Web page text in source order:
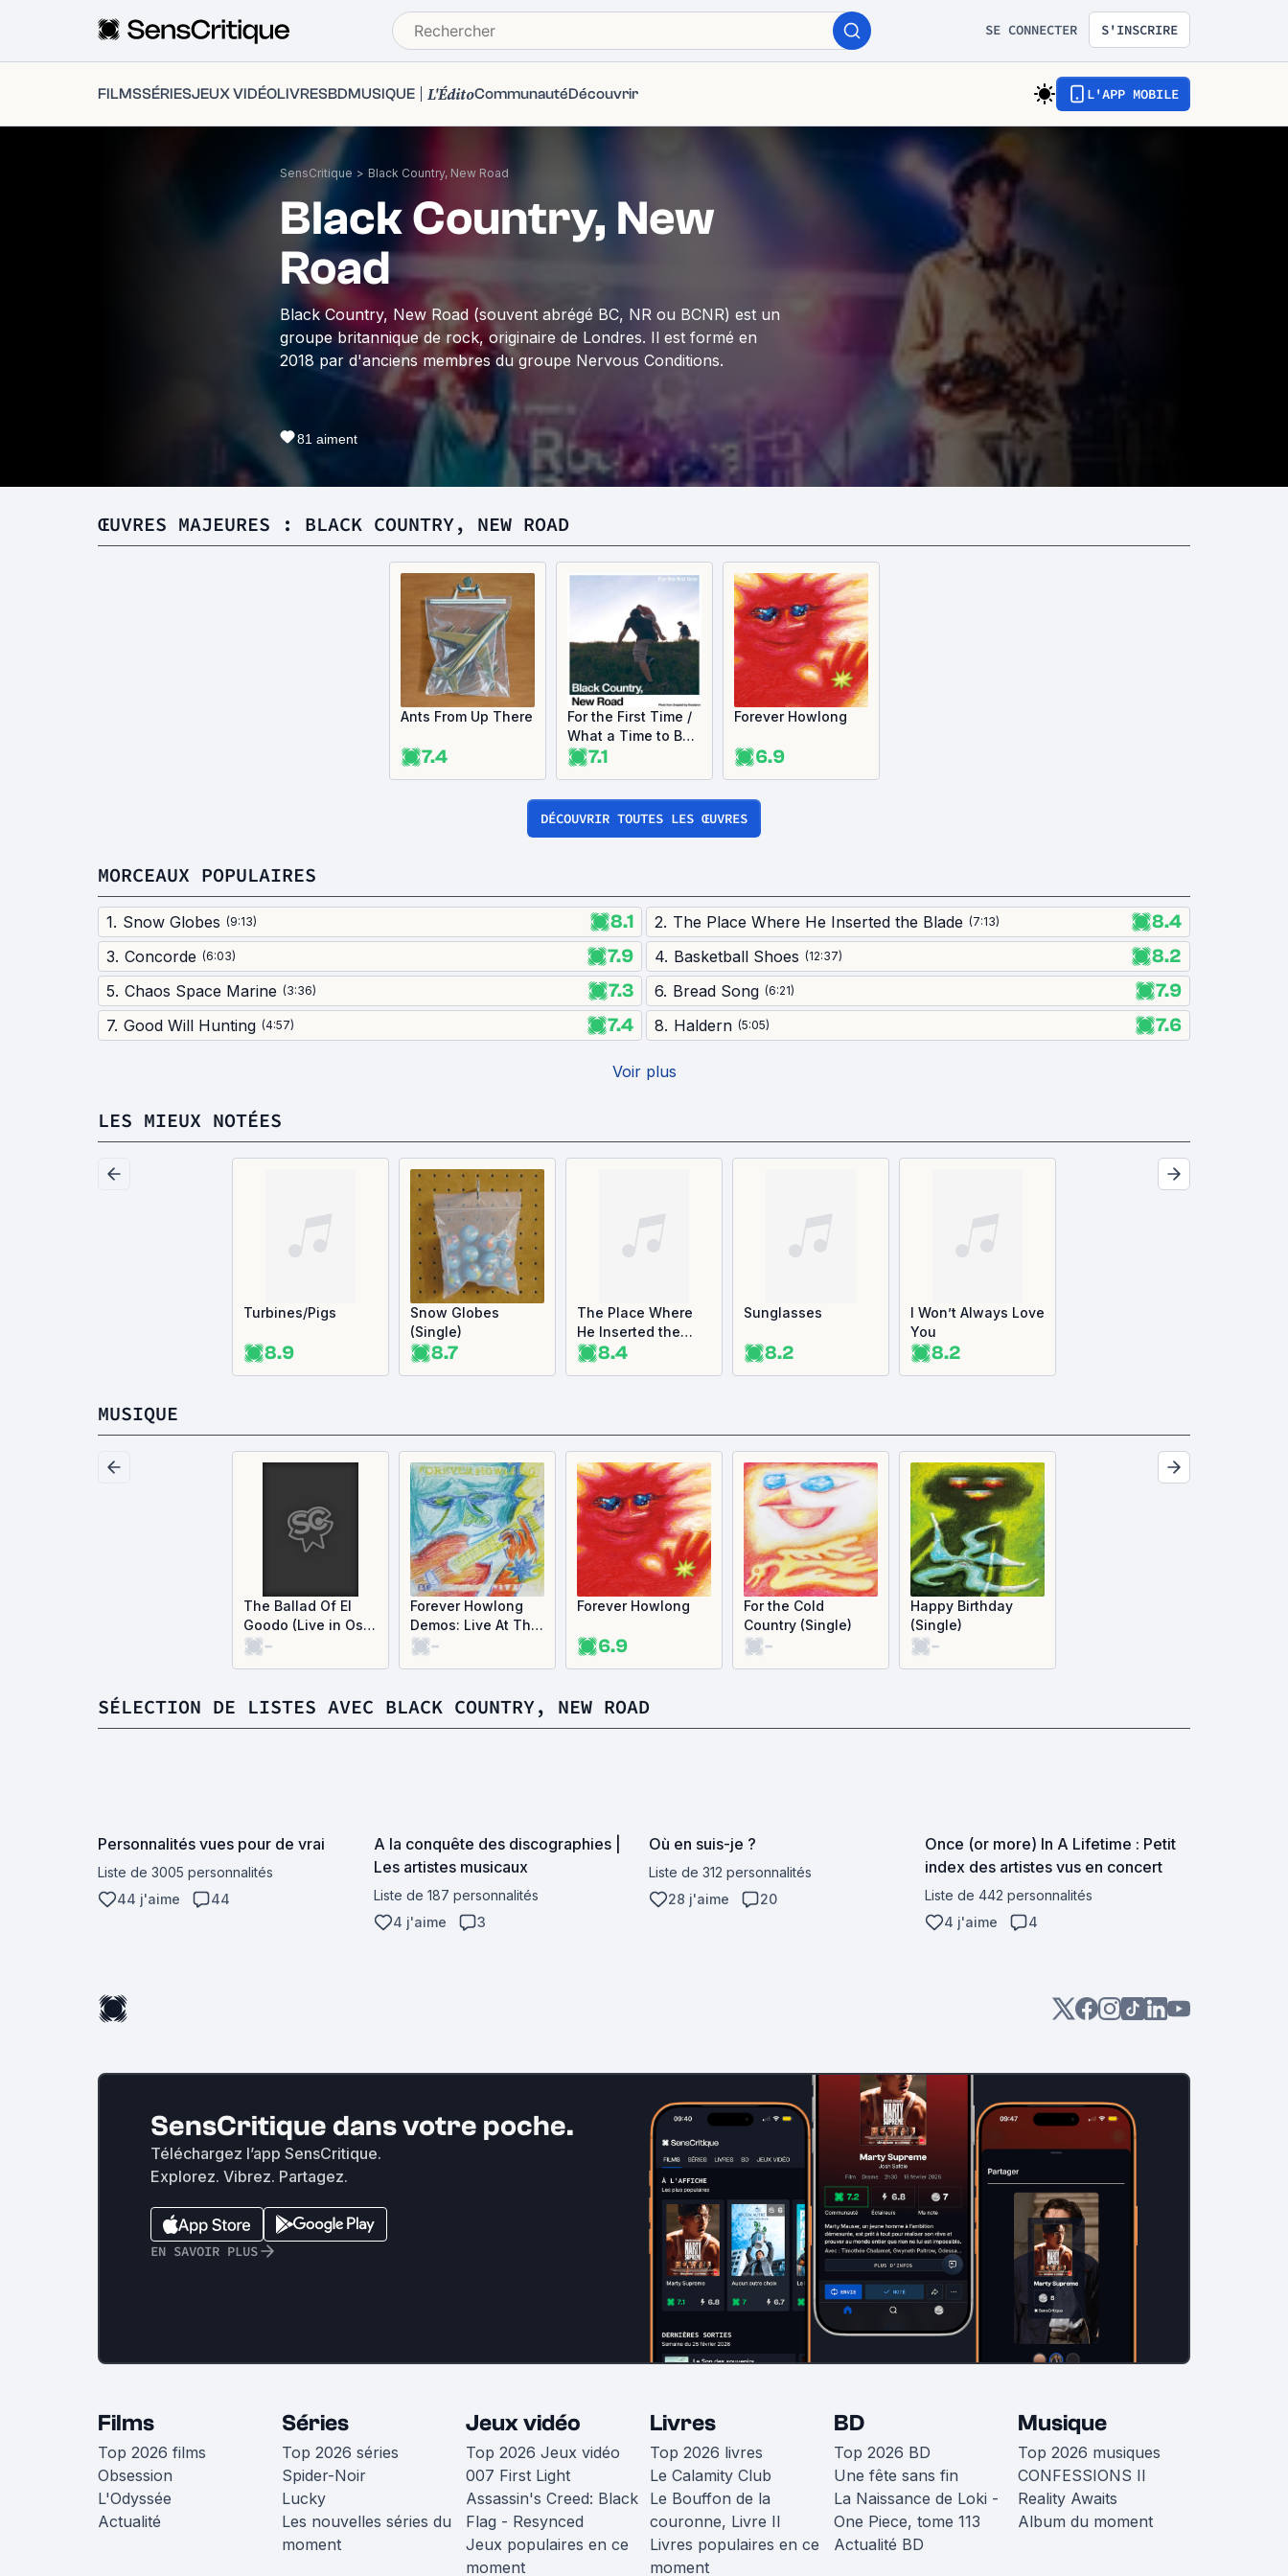
SE CONNECTER S'INSCRIRE
FILMSSÉRIESJEUX VIDÉOLIVRESBDMUSIQUE L'ÉditoCommunautéDécouvrir L'APP MOBILE
SensCritique > Black Country, New Road
Black Country, New
Road
Black Country, New Road (souvent abrégé BC, NR ou BCNR) est un
groupe britannique de rock, originaire de Londres. Il est formé en
2018 par d'anciens membres du groupe Nervous Conditions.
81 aiment
ŒUVRES MAJEURES : BLACK COUNTRY, NEW ROAD
Ants From Up There
7.4
For the First Time /
What a Time to Be
Alive7.1
Forever Howlong
6.9
DÉCOUVRIR TOUTES LES ŒUVRES
MORCEAUX POPULAIRES
1. Snow Globes (9:13) 8.1 2. The Place Where He Inserted the Blade (7:13) 8.4
3. Concorde (6:03) 7.9 4. Basketball Shoes (12:37) 8.2
5. Chaos Space Marine (3:36) 7.3 6. Bread Song (6:21) 7.9
7. Good Will Hunting (4:57) 7.4 8. Haldern (5:05) 7.6
Voir plus
LES MIEUX NOTÉES
Turbines/Pigs
8.9
Snow Globes
(Single)
8.7
The Place Where
He Inserted the
Blade8.4
Sunglasses
8.2
I Won’t Always Love
You
8.2
MUSIQUE
The Ballad Of El
Goodo (Live in Oslo
19/10/25) (Single)
-
Forever Howlong
Demos: Live At The
Cornish Bank (Live)
-
Forever Howlong
6.9
For the Cold
Country (Single)
-
Happy Birthday
(Single)
-
SÉLECTION DE LISTES AVEC BLACK COUNTRY, NEW ROAD
Personnalités vues pour de vrai
Liste de 3005 personnalités
44 j'aime
44
A la conquête des discographies |
Les artistes musicaux
Liste de 187 personnalités
4 j'aime
3
Où en suis-je ?
Liste de 312 personnalités
28 j'aime
20
Once (or more) In A Lifetime : Petit
index des artistes vus en concert
Liste de 442 personnalités
4 j'aime
4
SensCritique dans votre poche.
Téléchargez l’app SensCritique.
Explorez. Vibrez. Partagez.
EN SAVOIR PLUS
Films
Top 2026 films
Obsession
L'Odyssée
Actualité
Séries
Top 2026 séries
Spider-Noir
Lucky
Les nouvelles séries du
moment
Jeux vidéo
Top 2026 Jeux vidéo
007 First Light
Assassin's Creed: Black
Flag - Resynced
Jeux populaires en ce
moment
Livres
Top 2026 livres
Le Calamity Club
Le Bouffon de la
couronne, Livre II
Livres populaires en ce
moment
BD
Top 2026 BD
Une fête sans fin
La Naissance de Loki -
One Piece, tome 113
Actualité BD
Musique
Top 2026 musiques
CONFESSIONS II
Reality Awaits
Album du moment